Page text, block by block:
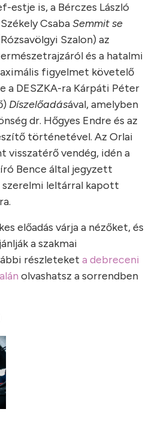
estje is, a Bérczes László
CsabaSemmit se
Szalon) az
és a hatalmi
figyelmet követelő
a DESZKA-ra Kárpáti Péter
Díszelőadásával, amelyben
dr. Hőgyes Endre és az
történetével. Az Orlai
visszatérő vendég, idén a
Bence által jegyzett
leltárral kapott
előadás várja a nézőket, és
a szakmai
részleteket a debreceni
olvashatsz a sorrendben